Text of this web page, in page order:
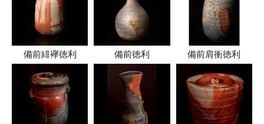
備前緋襷徳利 備前徳利 備前肩衝徳利